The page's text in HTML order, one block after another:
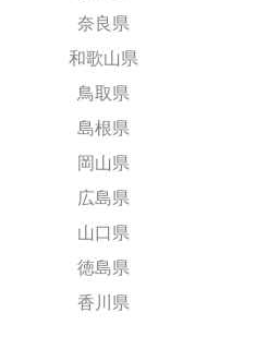
奈良県
和歌山県
鳥取県
島根県
岡山県
広島県
山口県
徳島県
香川県